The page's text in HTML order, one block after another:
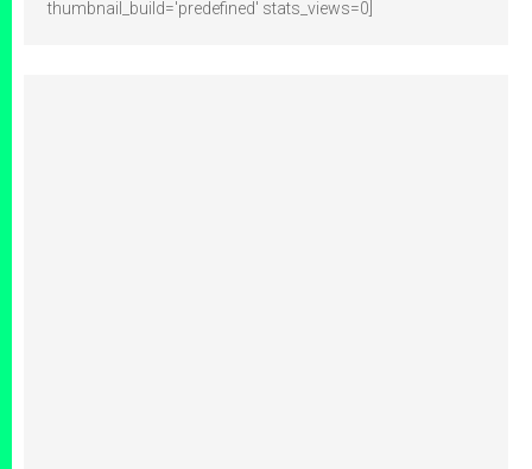
thumbnail_build='predefined' stats_views=0]